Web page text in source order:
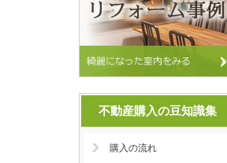
不動産購入の豆知識集
購入の流れ